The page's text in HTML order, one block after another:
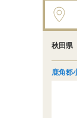
秋田県
鹿角郡